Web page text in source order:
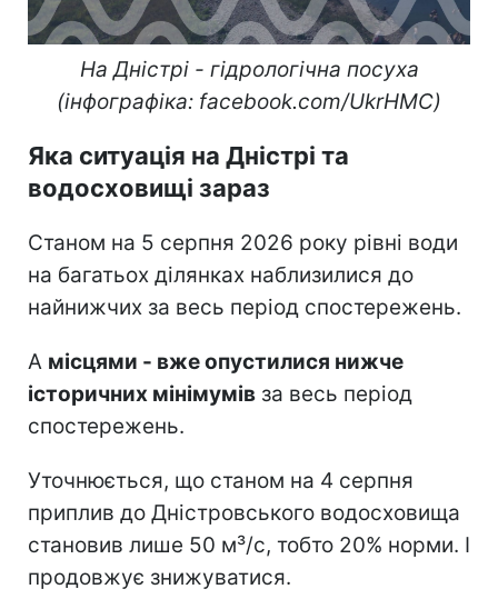
На Дністрі - гідрологічна посуха
(інфографіка: facebook.com/UkrHMC)
Яка ситуація на Дністрі та
водосховищі зараз
Станом на 5 серпня 2026 року рівні води
на багатьох ділянках наблизилися до
найнижчих за весь період спостережень.
А місцями - вже опустилися нижче
історичних мінімумів за весь період
спостережень.
Уточнюється, що станом на 4 серпня
приплив до Дністровського водосховища
становив лише 50 м³/с, тобто 20% норми. І
продовжує знижуватися.